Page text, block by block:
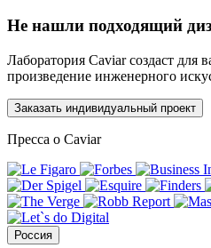
Не нашли подходящий
Лаборатория Caviar создаст для
произведение инженерного
Заказать индивидуальный проект
Пресса о Caviar
Россия